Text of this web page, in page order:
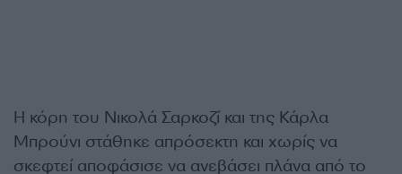
Η κόρη του Νικολά Σαρκοζί και της Κάρλα
Μπρούνι στάθηκε απρόσεκτη και χωρίς να
σκεφτεί αποφάσισε να ανεβάσει πλάνα από το